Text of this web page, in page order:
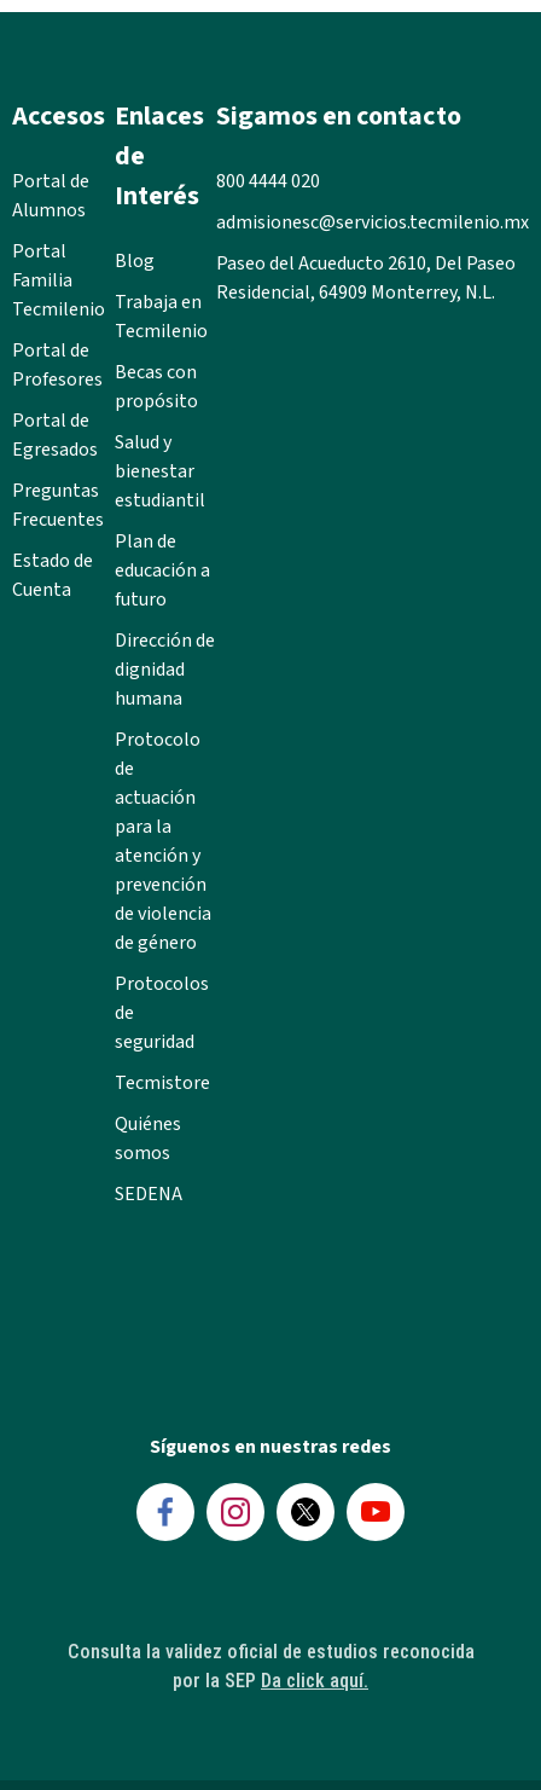
Accesos
Portal de
Alumnos
Portal
Familia
Tecmilenio
Portal de
Profesores
Portal de
Egresados
Preguntas
Frecuentes
Estado de
Cuenta
Enlaces
de
Interés
Blog
Trabaja en
Tecmilenio
Becas con
propósito
Salud y
bienestar
estudiantil
Plan de
educación a
futuro
Dirección de
dignidad
humana
Protocolo
de
actuación
para la
atención y
prevención
de violencia
de género
Protocolos
de
seguridad
Tecmistore
Quiénes
somos
SEDENA
Sigamos en contacto
800 4444 020
admisionesc@servicios.tecmilenio.mx
Paseo del Acueducto 2610, Del Paseo
Residencial, 64909 Monterrey, N.L.
Síguenos en nuestras redes
Consulta la validez oficial de estudios reconocida
por la SEP Da click aquí.